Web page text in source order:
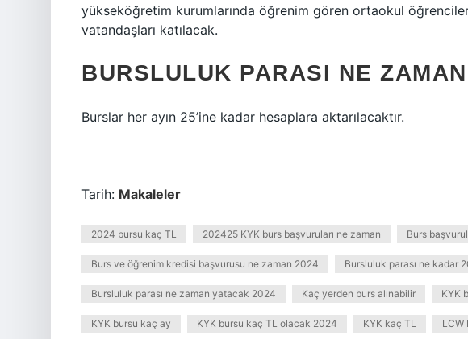
yükseköğretim kurumlarında öğrenim gören ortaokul
vatandaşları katılacak.
BURSLULUK PARASI NE
Burslar her ayın 25’ine kadar hesaplara aktarılacaktır.
Tarih: Makaleler
2024 bursu kaç TL 202425 KYK burs başvuruları ne zaman Burs
Burs ve öğrenim kredisi başvurusu ne zaman 2024 Bursluluk parası ne kadar
Bursluluk parası ne zaman yatacak 2024 Kaç yerden burs alınabilir KYK
KYK bursu kaç ay KYK bursu kaç TL olacak 2024 KYK kaç TL LCW